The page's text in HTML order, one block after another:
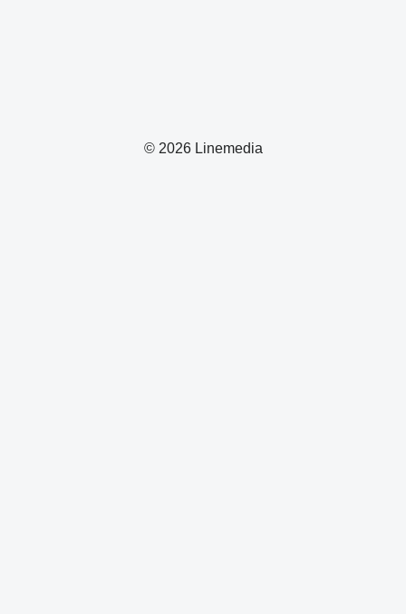
© 2026 Linemedia